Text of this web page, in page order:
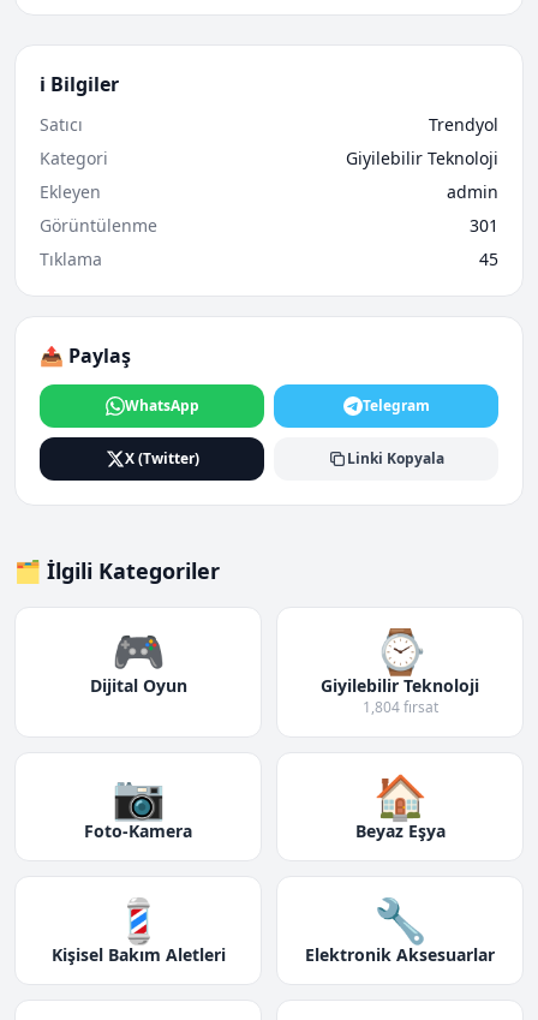
ℹ️ Bilgiler
Satıcı
Trendyol
Kategori
Giyilebilir Teknoloji
Ekleyen
admin
Görüntülenme
301
Tıklama
45
📤 Paylaş
WhatsApp Telegram
X (Twitter) Linki Kopyala
🗂️ İlgili Kategoriler
🎮
Dijital Oyun
⌚
Giyilebilir Teknoloji
1,804 fırsat
📷
Foto-Kamera
🏠
Beyaz Eşya
💈
Kişisel Bakım Aletleri
🔧
Elektronik Aksesuarlar